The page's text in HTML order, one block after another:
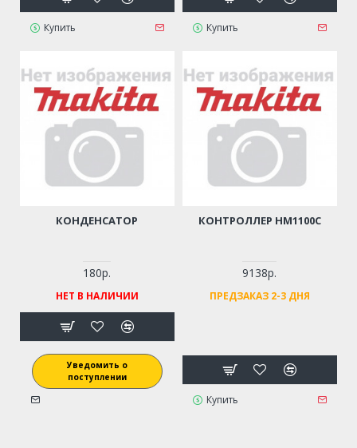
Купить Купить
КОНДЕНСАТОР
180р.
НЕТ В НАЛИЧИИ
Уведомить о
поступлении
КОНТРОЛЛЕР HM1100C
9138р.
ПРЕДЗАКАЗ 2-3 ДНЯ
Купить